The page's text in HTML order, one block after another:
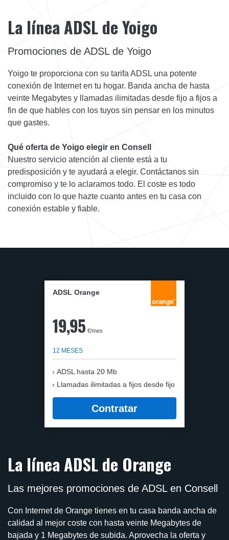
La línea ADSL de Yoigo
Promociones de ADSL de Yoigo
Yoigo te proporciona con su tarifa ADSL una potente
conexión de Internet en tu hogar. Banda ancha de hasta
veinte Megabytes y llamadas ilimitadas desde fijo a fijos a
fin de que hables con los tuyos sin pensar en los minutos
que gastes.
Qué oferta de Yoigo elegir en Consell
Nuestro servicio atención al cliente está a tu
predisposición y te ayudará a elegir. Contáctanos sin
compromiso y te lo aclaramos todo. El coste es todo
incluido con lo que hazte cuanto antes en tu casa con
conexión estable y fiable.
ADSL Orange
19,95 €/mes
12 MESES
ADSL hasta 20 Mb
Llamadas ilimitadas a fijos desde fijo
Contratar
La línea ADSL de Orange
Las mejores promociones de ADSL en Consell
Con Internet de Orange tienes en tu casa banda ancha de
calidad al mejor coste con hasta veinte Megabytes de
bajada y 1 Megabytes de subida. Aprovecha la oferta y